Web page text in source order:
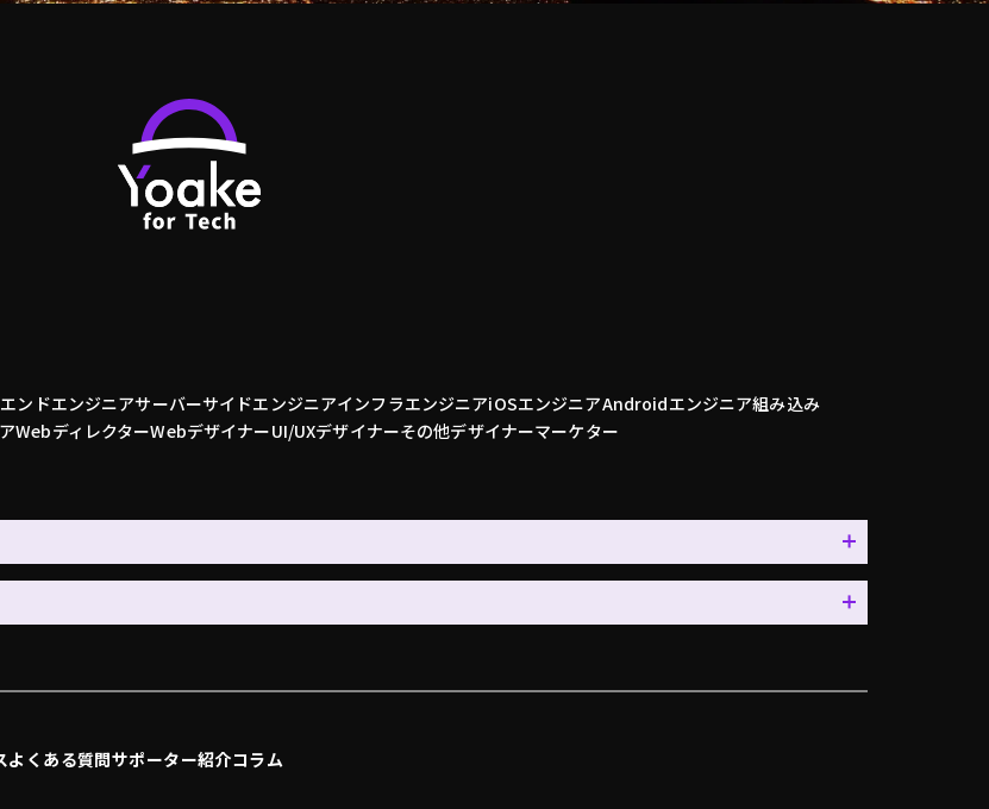
ンドエンジニアサーバーサイドエンジニアインフラエンジニアiOSエンジニアAndroidエンジニア組み込み
WebディレクターWebデザイナーUI/UXデザイナーその他デザイナーマーケター
よくある質問サポーター紹介コラム